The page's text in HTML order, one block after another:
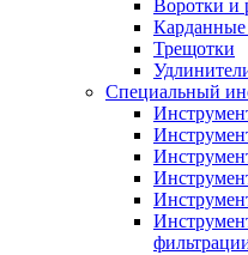
Воротки и
Трещотки
Специальный